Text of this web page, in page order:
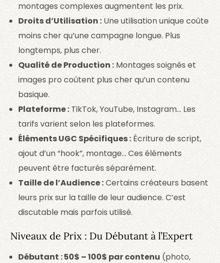
montages complexes augmentent les prix.
Droits d’Utilisation : Une utilisation unique coûte
moins cher qu’une campagne longue. Plus
longtemps, plus cher.
Qualité de Production : Montages soignés et
images pro coûtent plus cher qu’un contenu
basique.
Plateforme : TikTok, YouTube, Instagram… Les
tarifs varient selon les plateformes.
Éléments UGC Spécifiques : Écriture de script,
ajout d’un “hook”, montage… Ces éléments
peuvent être facturés séparément.
Taille de l’Audience :Certains créateurs basent
leurs prix sur la taille de leur audience. C’est
discutable mais parfois utilisé.
Niveaux de Prix : Du Débutant à l’Expert
Débutant : 50$ – 100$ par contenu (photo,